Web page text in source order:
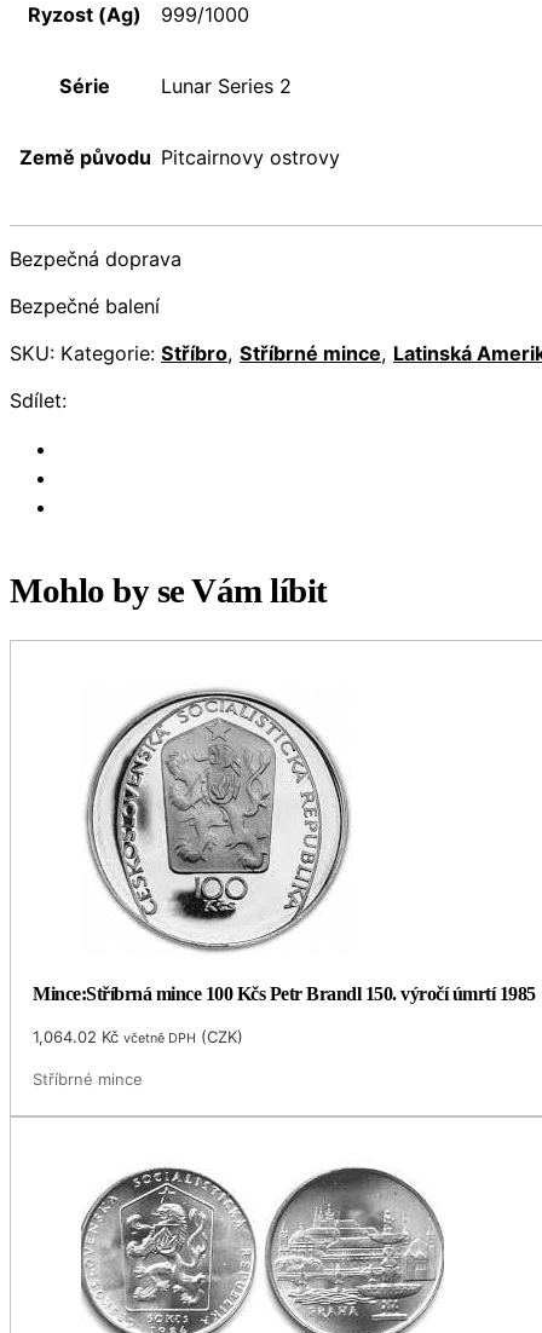
Ryzost (Ag) 999/1000
Série Lunar Series 2
Země původu Pitcairnovy ostrovy
Bezpečná doprava
Bezpečné balení
SKU: Kategorie: Stříbro, Stříbrné mince, Latinská
Sdílet:
Mohlo by se Vám líbit
Mince:Stříbrná mince 100 Kčs Petr Brandl 150. výročí úmrtí 1985
1,064.02 Kč včetně DPH (CZK)
Stříbrné mince